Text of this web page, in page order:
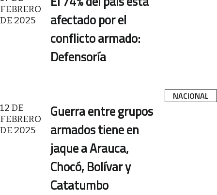
NACIONAL
FEBRERO
DE 2025
afectado por el
conflicto armado:
Defensoría
12 DE
FEBRERO
DE 2025
Guerra entre grupos
armados tiene en
jaque a Arauca,
Chocó, Bolívar y
Catatumbo